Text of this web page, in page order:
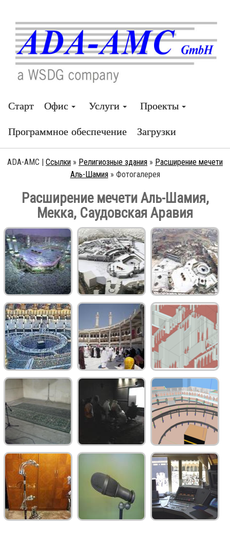
Старт Офис Услуги Проекты
Программное обеспечение Загрузки
ADA-AMC | Ссылки » Религиозные здания » Расширение мечети
Аль-Шамия » Фотогалерея
Расширение мечети Аль-Шамия,
Мекка, Саудовская Аравия